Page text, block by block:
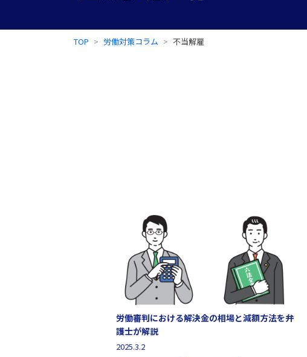
TOP 労働対策コラム 不当解雇
労働審判における解決金の相場と減額方法を弁
護士が解説
2025.3.2